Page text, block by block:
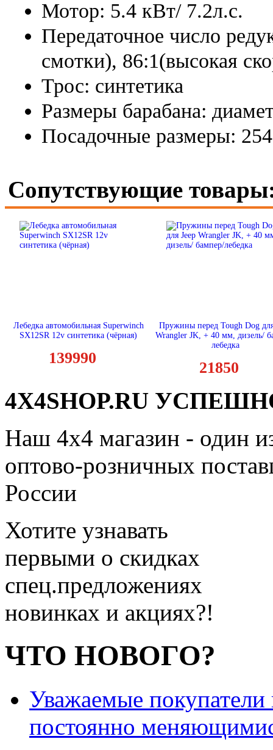
Мотор: 5.4 кВт/ 7.2л.с.
Передаточное число
смотки), 86:1(высокая
Трос: синтетика
Размеры барабана:
Посадочные размеры:
Сопутствующие
Лебедка автомобильная Superwinch
SX12SR 12v синтетика (чёрная)
139990
Пружины перед Tough Dog
Wrangler JK, + 40 мм, дизель/
лебедка
21850
4X4SHOP.RU
Наш 4x4 магазин - один
оптово-розничных
России
Хотите узнавать
первыми о скидках
спец.предложениях
новинках и акциях?!
ЧТО НОВОГО?
Уважаемые
постоянно